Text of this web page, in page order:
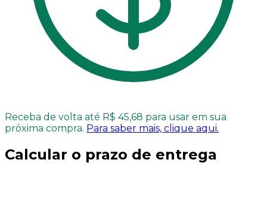
Receba de volta até R$ 45,68 para usar em sua
próxima compra. Para saber mais, clique aqui.
Calcular o prazo de entrega